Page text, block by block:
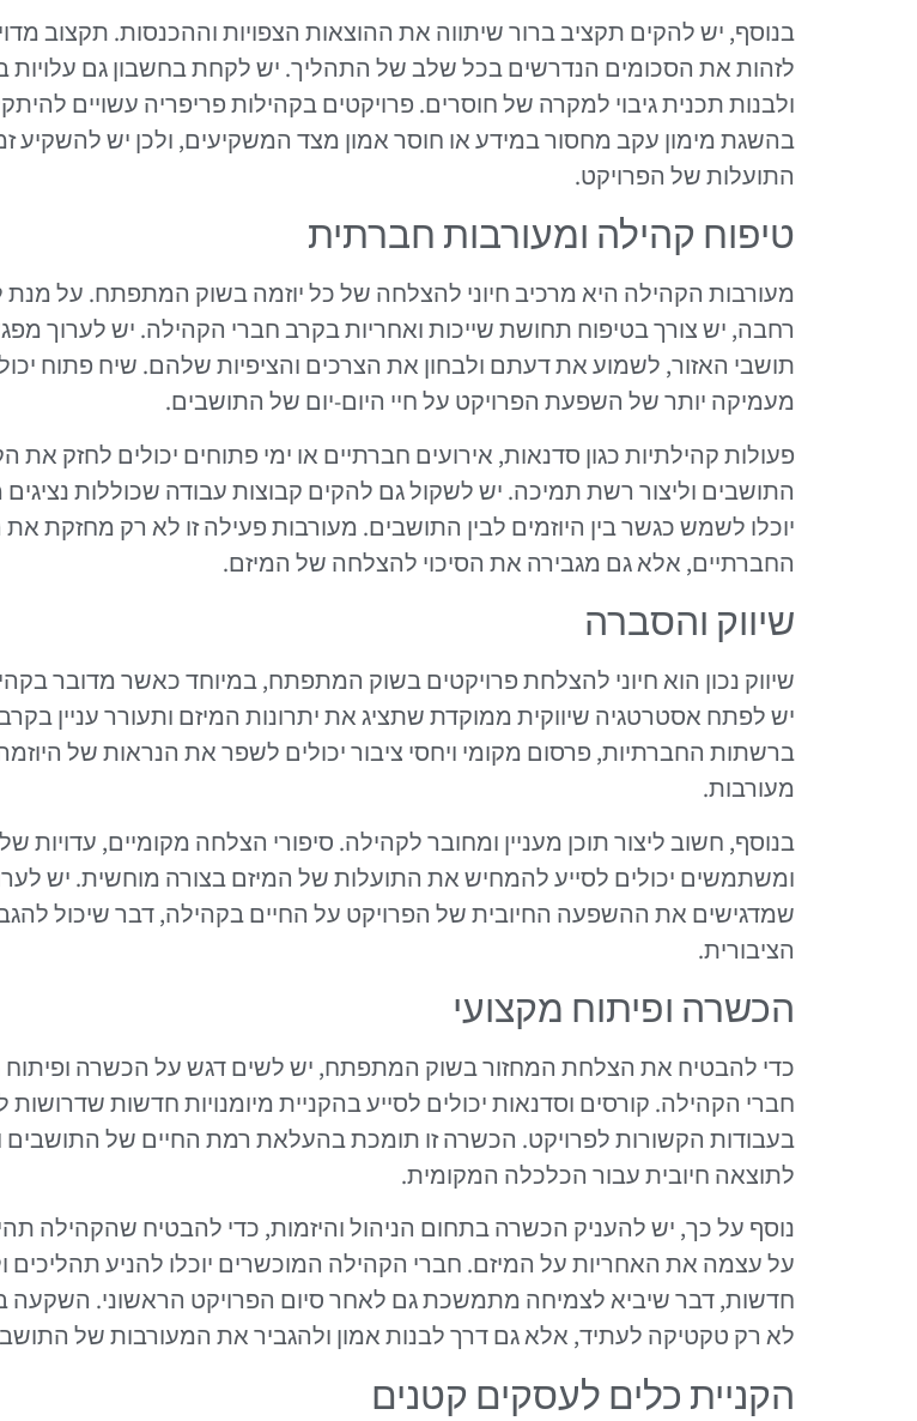
בנוסף, יש להקים תקציב ברור שיתווה את ההוצאות הצפויות וההכנסות. תקצוב
לזהות את הסכומים הנדרשים בכל שלב של התהליך. יש לקחת בחשבון גם עלויות
ולבנות תכנית גיבוי למקרה של חוסרים. פרויקטים בקהילות פריפריה עשויים
בהשגת מימון עקב מחסור במידע או חוסר אמון מצד המשקיעים, ולכן יש להשקיע
התועלות של הפרויקט.
טיפוח קהילה ומעורבות חברתית
מעורבות הקהילה היא מרכיב חיוני להצלחה של כל יוזמה בשוק המתפתח. על
רחבה, יש צורך בטיפוח תחושת שייכות ואחריות בקרב חברי הקהילה. יש לערוך
תושבי האזור, לשמוע את דעתם ולבחון את הצרכים והציפיות שלהם. שיח פתוח
מעמיקה יותר של השפעת הפרויקט על חיי היום-יום של התושבים.
פעולות קהילתיות כגון סדנאות, אירועים חברתיים או ימי פתוחים יכולים לחזק את
התושבים וליצור רשת תמיכה. יש לשקול גם להקים קבוצות עבודה שכוללות
יוכלו לשמש כגשר בין היוזמים לבין התושבים. מעורבות פעילה זו לא רק מחזקת
החברתיים, אלא גם מגבירה את הסיכוי להצלחה של המיזם.
שיווק והסברה
שיווק נכון הוא חיוני להצלחת פרויקטים בשוק המתפתח, במיוחד כאשר מדובר
יש לפתח אסטרטגיה שיווקית ממוקדת שתציג את יתרונות המיזם ותעורר עניין
ברשתות החברתיות, פרסום מקומי ויחסי ציבור יכולים לשפר את הנראות של
מעורבות.
בנוסף, חשוב ליצור תוכן מעניין ומחובר לקהילה. סיפורי הצלחה מקומיים, עדויות
ומשתמשים יכולים לסייע להמחיש את התועלות של המיזם בצורה מוחשית. יש
שמדגישים את ההשפעה החיובית של הפרויקט על החיים בקהילה, דבר שיכול
הציבורית.
הכשרה ופיתוח מקצועי
כדי להבטיח את הצלחת המחזור בשוק המתפתח, יש לשים דגש על הכשרה ופיתוח
חברי הקהילה. קורסים וסדנאות יכולים לסייע בהקניית מיומנויות חדשות
בעבודות הקשורות לפרויקט. הכשרה זו תומכת בהעלאת רמת החיים של התושבים
לתוצאה חיובית עבור הכלכלה המקומית.
נוסף על כך, יש להעניק הכשרה בתחום הניהול והיזמות, כדי להבטיח שהקהילה
על עצמה את האחריות על המיזם. חברי הקהילה המוכשרים יוכלו להניע תהליכים
חדשות, דבר שיביא לצמיחה מתמשכת גם לאחר סיום הפרויקט הראשוני. השקעה
לא רק טקטיקה לעתיד, אלא גם דרך לבנות אמון ולהגביר את המעורבות של
הקניית כלים לעסקים קטנים